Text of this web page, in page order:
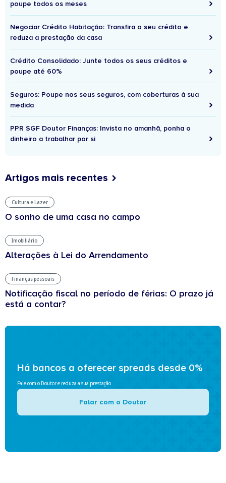
poupe todos os meses
Negociar Crédito Habitação: Transfira o seu crédito e
reduza a prestação da casa
Crédito Consolidado: Junte todos os seus créditos e
poupe até 60%
Seguros: Poupe nos seus seguros, com coberturas à sua
medida
PPR SGF Doutor Finanças: Invista no amanhã, ponha o
dinheiro a trabalhar por si
Artigos mais recentes
Cultura e Lazer
O sonho de uma casa no campo
Imobiliário
Alterações à Lei do Arrendamento
Finanças pessoais
Notificação fiscal no período de férias: O prazo já
está a contar?
Há bancos a oferecer spreads desde 0%
Fale com o Doutor e reduza a sua prestação
Falar com o Doutor